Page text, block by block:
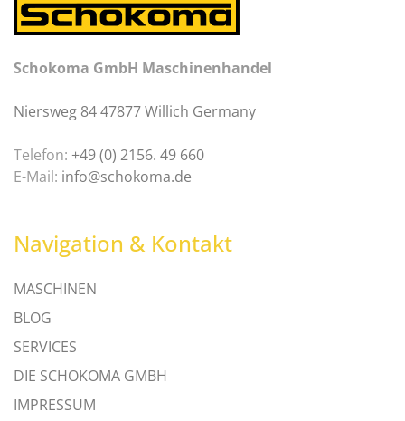
Schokoma GmbH Maschinenhandel
Niersweg 84 47877 Willich Germany
Telefon: +49 (0) 2156. 49 660
E-Mail: info@schokoma.de
Navigation & Kontakt
MASCHINEN
BLOG
SERVICES
DIE SCHOKOMA GMBH
IMPRESSUM